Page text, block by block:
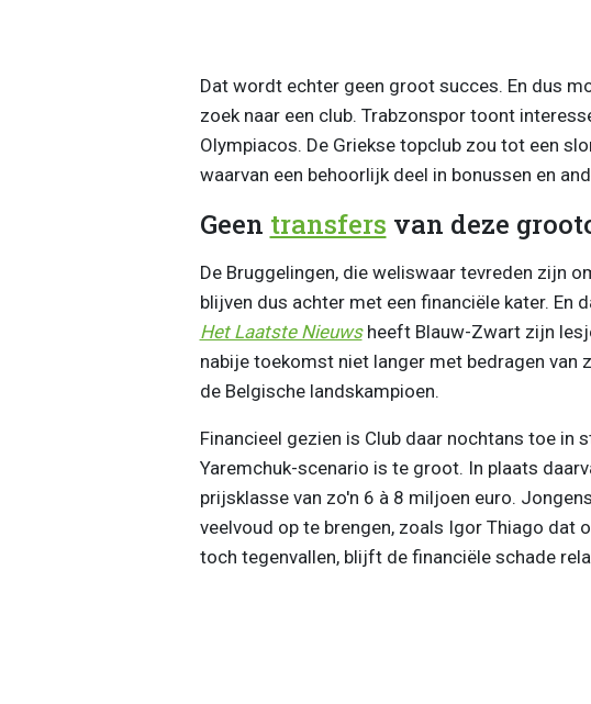
Dat wordt echter geen groot succes. En dus
zoek naar een club. Trabzonspor toont
Olympiacos. De Griekse topclub zou tot een
waarvan een behoorlijk deel in bonussen en
Geen transfers van deze
De Bruggelingen, die weliswaar tevreden zijn
blijven dus achter met een financiële kater. En
Het Laatste Nieuwsheeft Blauw-Zwart zijn
nabije toekomst niet langer met bedragen
de Belgische landskampioen.
Financieel gezien is Club daar nochtans toe in
Yaremchuk-scenario is te groot. In plaats
prijsklasse van zo'n 6 à 8 miljoen euro.
veelvoud op te brengen, zoals Igor Thiago dat
toch tegenvallen, blijft de financiële schade